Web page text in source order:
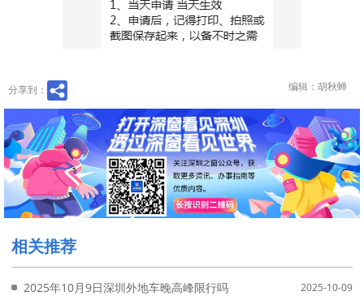
分享到： 编辑：胡秋蝉
相关推荐
2025年10月9日深圳外地车晚高峰限行吗 2025-10-09